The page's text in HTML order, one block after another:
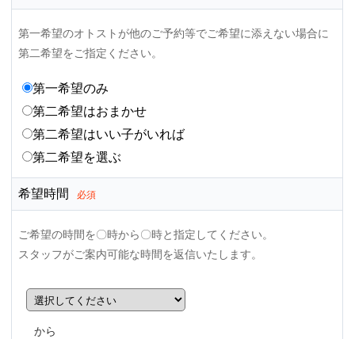
第一希望のオトストが他のご予約等でご希望に添えない場合に
第二希望をご指定ください。
第一希望のみ
第二希望はおまかせ
第二希望はいい子がいれば
第二希望を選ぶ
希望時間 必須
ご希望の時間を〇時から〇時と指定してください。
スタッフがご案内可能な時間を返信いたします。
から